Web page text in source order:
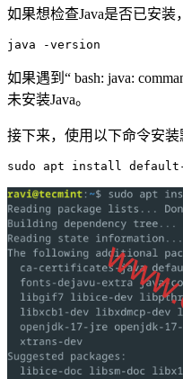
如果想检查Java是否已安装
java -version
如果遇到“ bash: java:
未安装Java。
接下来，使用以下命令安装
sudo apt install